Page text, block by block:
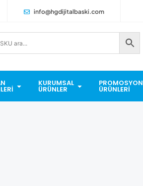
info@hgdijitalbaski.com
KURUMSAL
ÜRÜNLER
PROMOSYON
ÜRÜNLERI